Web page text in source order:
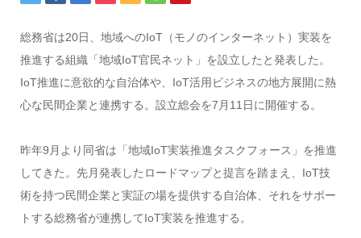
総務省は20日、地域へのIoT（モノのインターネット）実装を
推進する組織「地域IoT官民ネット」を設立したと発表した。
IoT推進に意欲的な自治体や、IoT活用ビジネスの地方展開に熱
心な民間企業と連携する。設立総会を7月11日に開催する。
昨年9月より同省は「地域IoT実装推進タスクフォース」を推進
してきた。先月発表したロードマップと提言を踏まえ、IoT技
術を持つ民間企業と実証の場を提供する自治体、それをサポー
トする総務省が連携してIoT実装を推進する。